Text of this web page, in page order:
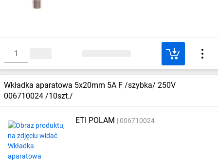
Wkładka aparatowa 5x20mm 5A F /szybka/ 250V
006710024 /10szt./
ETI POLAM 006710024